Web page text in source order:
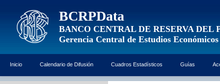
BCRPData
BANCO CENTRAL DE RESERVA DEL
Gerencia Central de Estudios Económicos
Inicio Calendario de Difusión Cuadros Estadísticos Guías